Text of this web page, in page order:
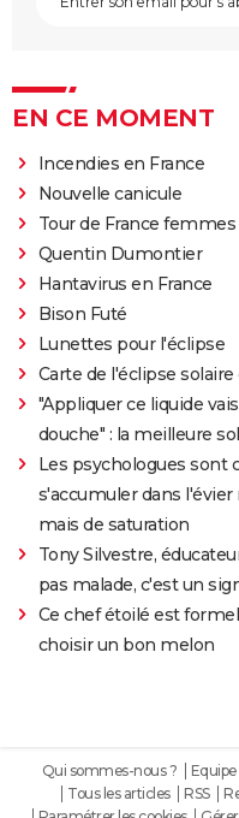
EN CE MOMENT
Incendies en France
Nouvelle canicule
Tour de France femmes
Quentin Dumontier
Hantavirus en France
Bison Futé
Lunettes pour l'éclipse
Carte de l'éclipse solaire
"Appliquer ce liquide
douche" : la meilleure
Les psychologues sont
s'accumuler dans
mais de saturation
Tony Silvestre,
pas malade, c'est un
Ce chef étoilé est
choisir un bon melon
Qui sommes-nous ? Equipe
Tous les articles
RSS